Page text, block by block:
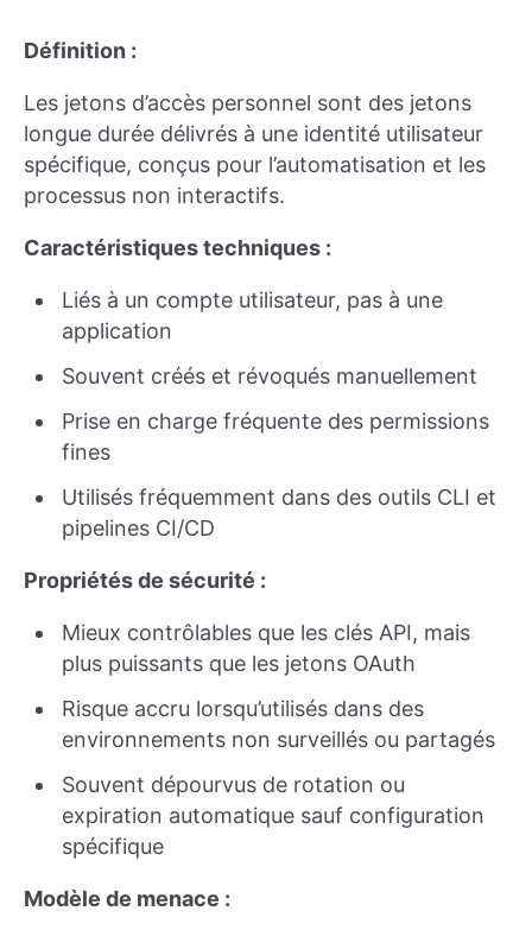
Définition :
Les jetons d’accès personnel sont des jetons
longue durée délivrés à une identité utilisateur
spécifique, conçus pour l’automatisation et les
processus non interactifs.
Caractéristiques techniques :
Liés à un compte utilisateur, pas à une
application
Souvent créés et révoqués manuellement
Prise en charge fréquente des permissions
fines
Utilisés fréquemment dans des outils CLI et
pipelines CI/CD
Propriétés de sécurité :
Mieux contrôlables que les clés API, mais
plus puissants que les jetons OAuth
Risque accru lorsqu’utilisés dans des
environnements non surveillés ou partagés
Souvent dépourvus de rotation ou
expiration automatique sauf configuration
spécifique
Modèle de menace :